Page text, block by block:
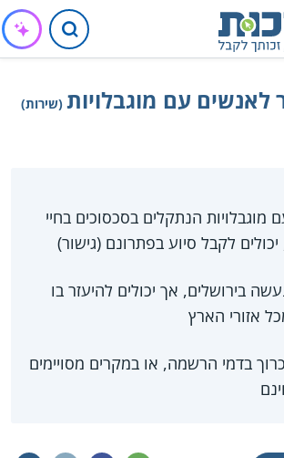
לאנשים עם מוגבלויות (שירות)
מוגבלויות הנתקלים בסכסוכים בחיי
יכולים לקבל סיוע בפתרונם (גישור)
בירושלים, אך יכולים להיעזר בו
אזורי הארץ
בדמי הרשמה, או במקרים מסויימים